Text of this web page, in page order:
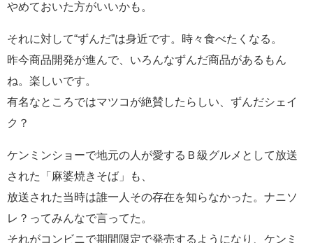
やめておいた方がいいかも。
それに対して“ずんだ”は身近です。時々食べたくなる。
昨今商品開発が進んで、いろんなずんだ商品があるもん
ね。楽しいです。
有名なところではマツコが絶賛したらしい、ずんだシェイ
ク？
ケンミンショーで地元の人が愛するＢ級グルメとして放送
された「麻婆焼きそば」も、
放送された当時は誰一人その存在を知らなかった。ナニソ
レ？ってみんなで言ってた。
それがコンビニで期間限定で発売するようになり、ケンミ